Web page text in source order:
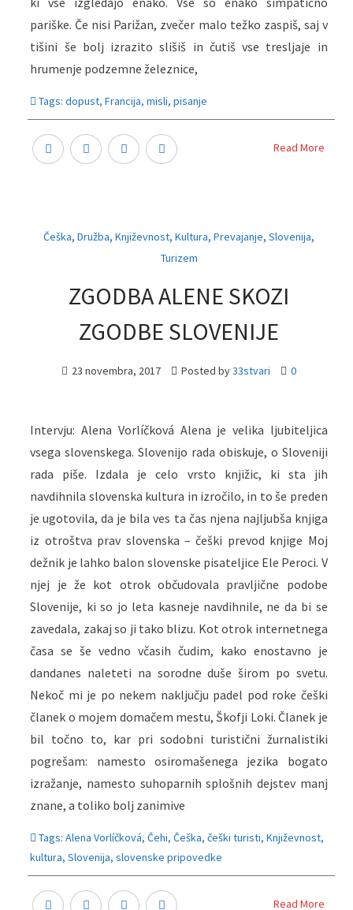
pariške. Če nisi Parižan, zvečer malo težko zaspiš, saj v
tišini še bolj izrazito slišiš in čutiš vse tresljaje in
hrumenje podzemne železnice,
Tags:dopust,Francija,misli,pisanje
Read More
Češka, Družba, Književnost, Kultura, Prevajanje, Slovenija,
Turizem
ZGODBA ALENE SKOZI
ZGODBE SLOVENIJE
23 novembra, 2017 Posted by33stvari 0
Intervju: Alena Vorlíčková Alena je velika ljubiteljica
vsega slovenskega. Slovenijo rada obiskuje, o Sloveniji
rada piše. Izdala je celo vrsto knjižic, ki sta jih
navdihnila slovenska kultura in izročilo, in to še preden
je ugotovila, da je bila ves ta čas njena najljubša knjiga
iz otroštva prav slovenska – češki prevod knjige Moj
dežnik je lahko balon slovenske pisateljice Ele Peroci. V
njej je že kot otrok občudovala pravljične podobe
Slovenije, ki so jo leta kasneje navdihnile, ne da bi se
zavedala, zakaj so ji tako blizu. Kot otrok internetnega
časa se še vedno včasih čudim, kako enostavno je
dandanes naleteti na sorodne duše širom po svetu.
Nekoč mi je po nekem naključju padel pod roke češki
članek o mojem domačem mestu, Škofji Loki. Članek je
bil točno to, kar pri sodobni turistični žurnalistiki
pogrešam: namesto osiromašenega jezika bogato
izražanje, namesto suhoparnih splošnih dejstev manj
znane, a toliko bolj zanimive
Tags:Alena Vorlíčková,Čehi,Češka,češki turisti,Književnost,
kultura,Slovenija,slovenske pripovedke
Read More